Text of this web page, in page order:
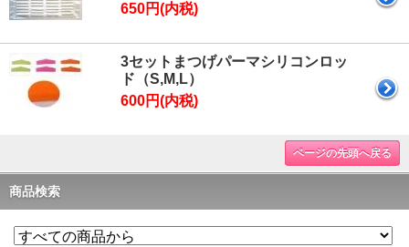
650円(内税)
3セットまつげパーマシリコンロッ
ド（S,M,L）
600円(内税)
ページの先頭へ戻る
商品検索